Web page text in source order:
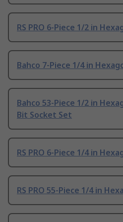
RS PRO 6-Piece 1/2 in
Bahco 7-Piece 1/4 in
Bahco 53-Piece 1/2 in
Bit Socket Set
RS PRO 6-Piece 1/4 in
RS PRO 55-Piece 1/4 in